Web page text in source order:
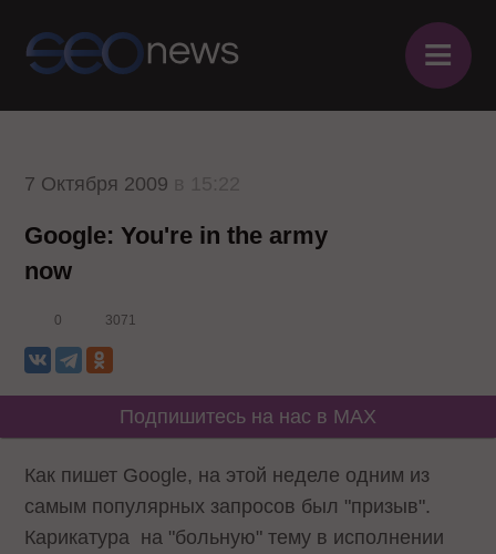
≡
7 Октября 2009
Google: You're in the army
now
0 3071
Подпишитесь на нас в MAX
Как пишет Google, на этой неделе одним из
самым популярных запросов был "призыв".
Карикатура на "больную" тему в исполнении